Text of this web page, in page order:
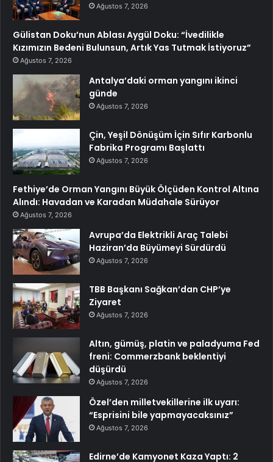
Ağustos 7, 2026
Gülistan Doku’nun Ablası Aygül Doku: “İvedilikle
Kızımızın Bedeni Bulunsun, Artık Yas Tutmak İstiyoruz”
Ağustos 7, 2026
Antalya’daki orman yangını ikinci
günde
Ağustos 7, 2026
Çin, Yeşil Dönüşüm İçin Sıfır Karbonlu
Fabrika Programı Başlattı
Ağustos 7, 2026
Fethiye’de Orman Yangını Büyük Ölçüden Kontrol Altına
Alındı: Havadan ve Karadan Müdahale Sürüyor
Ağustos 7, 2026
Avrupa’da Elektrikli Araç Talebi
Haziran’da Büyümeyi Sürdürdü
Ağustos 7, 2026
TBB Başkanı Sağkan’dan CHP’ye
Ziyaret
Ağustos 7, 2026
Altın, gümüş, platin ve paladyuma Fed
freni: Commerzbank beklentiyi
düşürdü
Ağustos 7, 2026
Özel’den milletvekillerine ilk uyarı:
“Esprisini bile yapmayacaksınız”
Ağustos 7, 2026
Edirne’de Kamyonet Kaza Yaptı: 2